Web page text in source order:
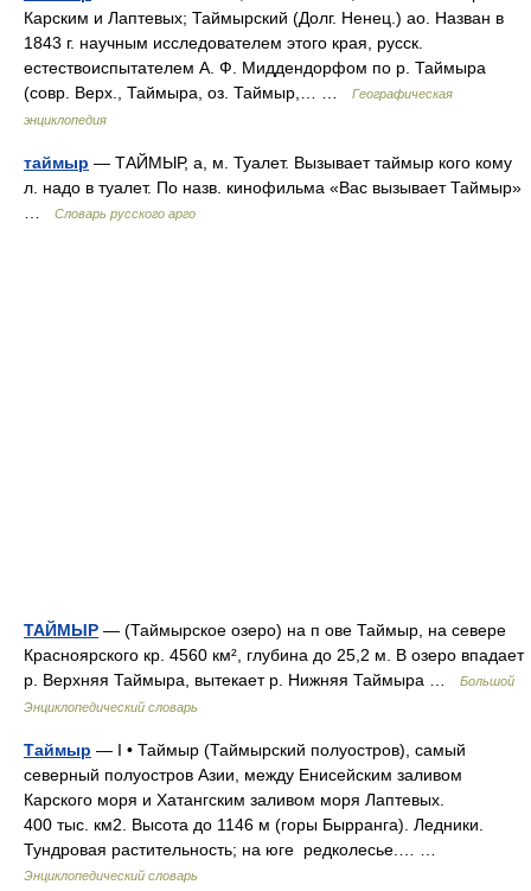
Карским и Лаптевых; Таймырский (Долг. Ненец.) ао. Назван в
1843 г. научным исследователем этого края, русск.
естествоиспытателем А. Ф. Миддендорфом по р. Таймыра
(совр. Верх., Таймыра, оз. Таймыр,… …
Географическая
энциклопедия
таймыр — ТАЙМЫР, а, м. Туалет. Вызывает таймыр кого кому
л. надо в туалет. По назв. кинофильма «Вас вызывает Таймыр»
Словарь русского арго
ТАЙМЫР — (Таймырское озеро) на п ове Таймыр, на севере
Красноярского кр. 4560 км², глубина до 25,2 м. В озеро впадает
р. Верхняя Таймыра, вытекает р. Нижняя Таймыра …
Большой
Энциклопедический словарь
Таймыр — I • Таймыр (Таймырский полуостров), самый
северный полуостров Азии, между Енисейским заливом
Карского моря и Хатангским заливом моря Лаптевых.
400 тыс. км2. Высота до 1146 м (горы Бырранга). Ледники.
Тундровая растительность; на юге редколесье.… …
Энциклопедический словарь